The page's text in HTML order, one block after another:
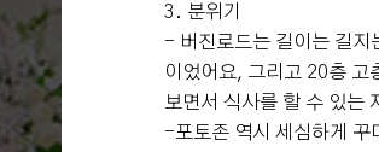
3. 분위기
- 버진로드는 길이는 길지
이었어요, 그리고 20층 고
보면서 식사를 할 수 있는
-포토존 역시 세심하게 꾸